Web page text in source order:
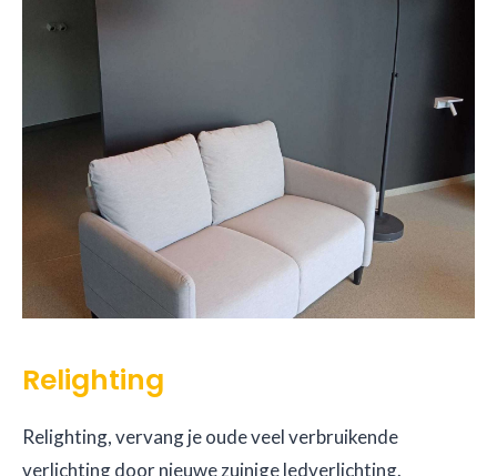
Relighting
Relighting, vervang je oude veel verbruikende
verlichting door nieuwe zuinige ledverlichting.